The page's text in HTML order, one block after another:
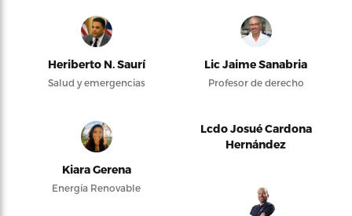
Heriberto N. Saurí
Salud y emergencias
Lic Jaime Sanabria
Profesor de derecho
Kiara Gerena
Energía Renovable
Lcdo Josué Cardona
Hernández